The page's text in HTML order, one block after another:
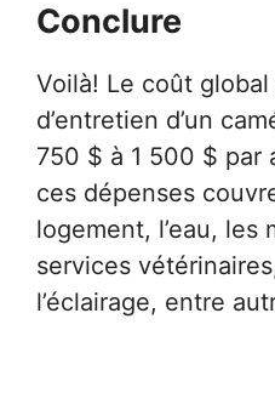
Conclure
Voilà! Le coût
d’entretien d’un
750 $ à 1 500 $ par
ces dépenses
logement, l’eau, les
services
l’éclairage, entre